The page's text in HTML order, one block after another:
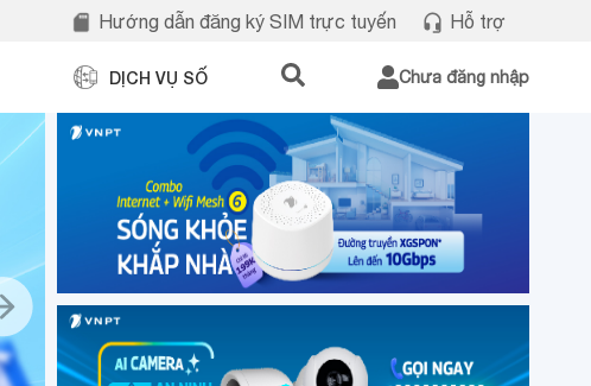
Hướng dẫn đăng ký SIM trực tuyến Hỗ trợ
DỊCH VỤ SỐ Chưa đăng nhập